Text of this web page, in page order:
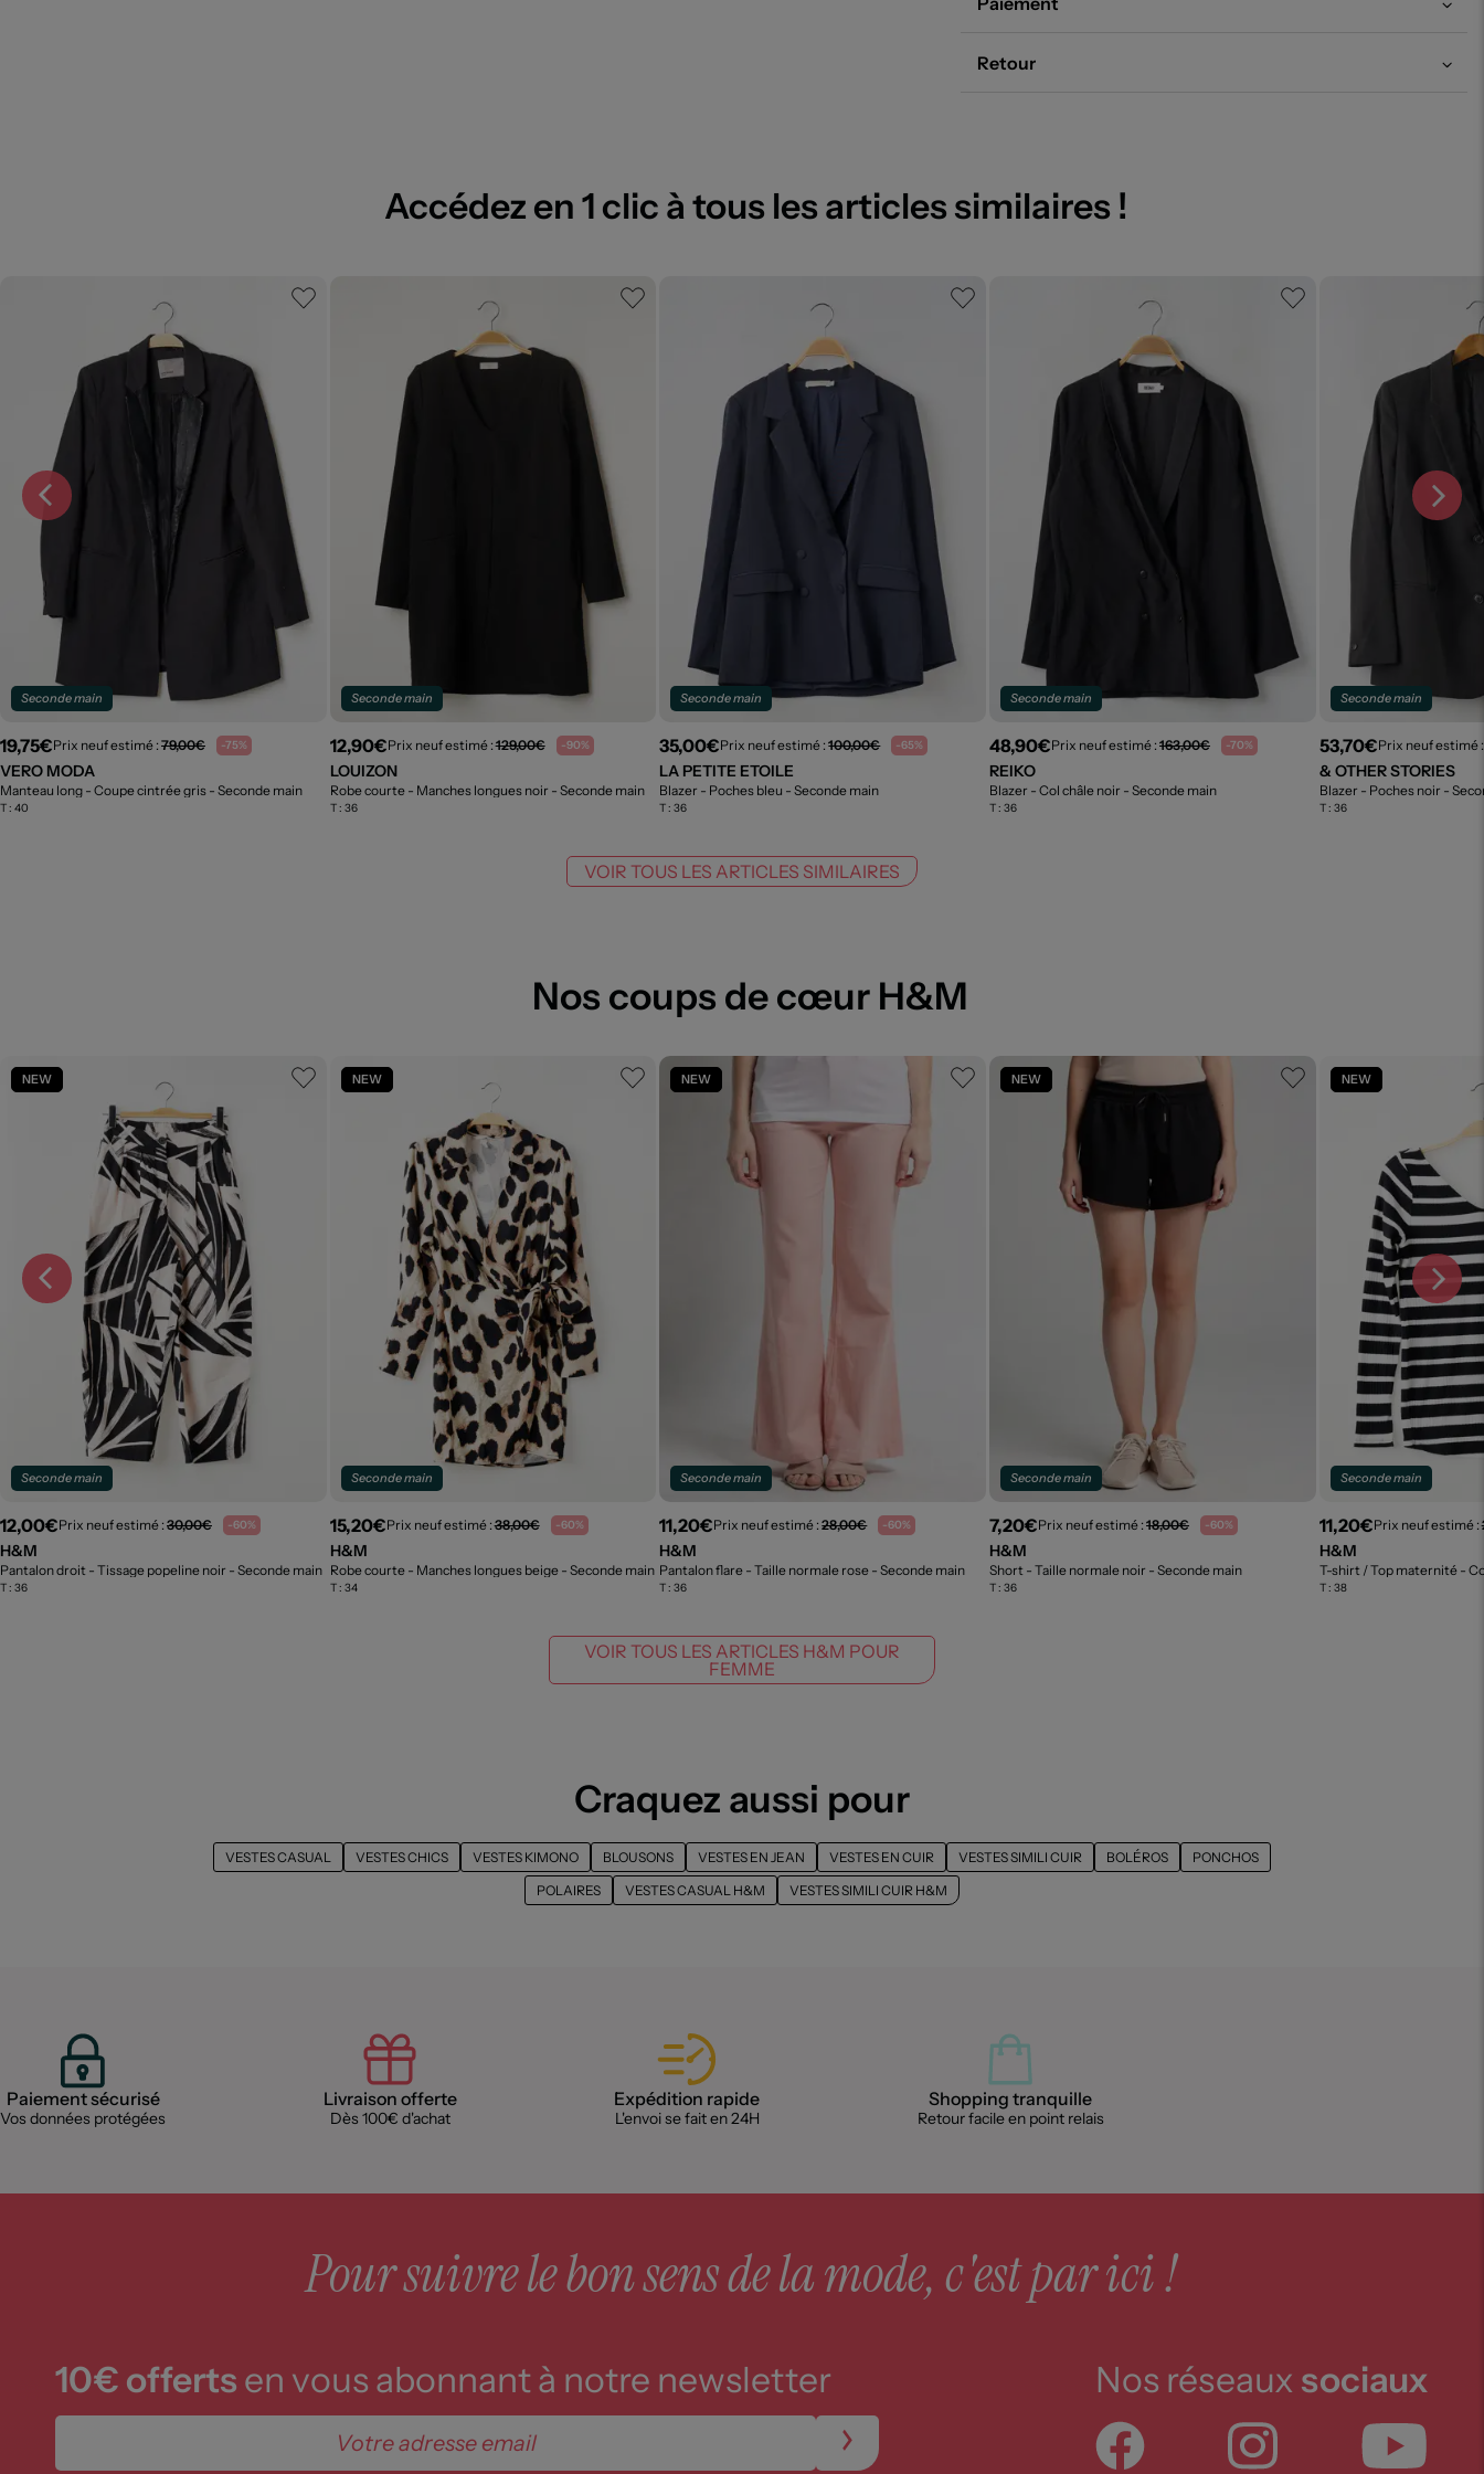
Retour
Accédez en 1 clic à tous les articles similaires !
Seconde main
19,75€Prix neuf estimé : 79,00€ -75%
VERO MODA
Manteau long - Coupe cintrée gris - Seconde main
T : 40
Seconde main
12,90€Prix neuf estimé :129,00€ -90%
LOUIZON
Robe courte - Manches longues noir - Seconde main
T : 36
Seconde main
35,00€Prix neuf estimé :100,00€ -65%
LA PETITE ETOILE
Blazer - Poches bleu - Seconde main
T :36
Seconde main
48,90€Prix neuf estimé :163,00€ -70%
REIKO
Blazer - Col châle noir - Seconde main
T :36
Seconde main
53,70€Prix neuf estimé
& OTHER STORIES
Blazer - Poches noir -
T : 36
VOIR TOUS LES ARTICLES SIMILAIRES
Nos coups de cœur H&M
NEW
Seconde main
12,00€Prix neuf estimé : 30,00€ -60%
H&M
Pantalon droit - Tissage popeline noir - Seconde main
T : 36
NEW
Seconde main
15,20€Prix neuf estimé :38,00€ -60%
H&M
Robe courte - Manches longues beige - Seconde main
T : 34
NEW
Seconde main
11,20€Prix neuf estimé :28,00€ -60%
H&M
Pantalon flare - Taille normale rose - Seconde main
T :36
NEW
Seconde main
7,20€Prix neuf estimé :18,00€ -60%
H&M
Short - Taille normale noir - Seconde main
T :36
NEW
Seconde main
11,20€Prix neuf estimé :
H&M
T-shirt / Top maternité -
T : 38
VOIR TOUS LES ARTICLES H&M POUR
FEMME
Craquez aussi pour
VESTES CASUAL VESTES CHICS VESTES KIMONO BLOUSONS VESTES EN JEAN VESTES EN CUIR VESTES SIMILI CUIR BOLÉROS
PONCHOS
POLAIRES
VESTES CASUAL H&M VESTES SIMILI CUIR H&M
Paiement sécurisé
Vos données protégées
Livraison offerte
Dès 100€ d'achat
Expédition rapide
L'envoi se fait en 24H
Shopping tranquille
Retour facile en point relais
Pour suivre le bon sens de la mode, c'est par ici !
10€ offerts en vous abonnant à notre newsletter Nos réseaux sociaux